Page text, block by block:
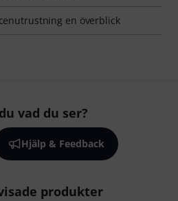
en överblick
vad du ser?
Hjälp & Feedback
produkter